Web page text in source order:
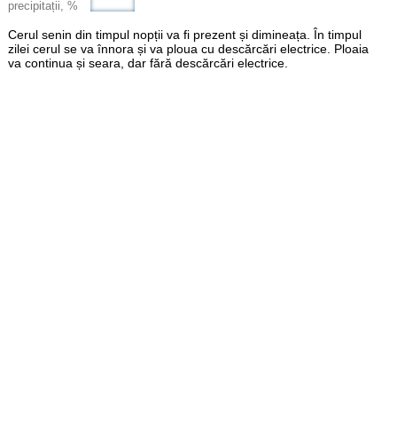
precipitații, %
Cerul senin din timpul nopții va fi prezent și dimineața. În timpul
zilei cerul se va înnora și va ploua cu descărcări electrice. Ploaia
va continua și seara, dar fără descărcări electrice.